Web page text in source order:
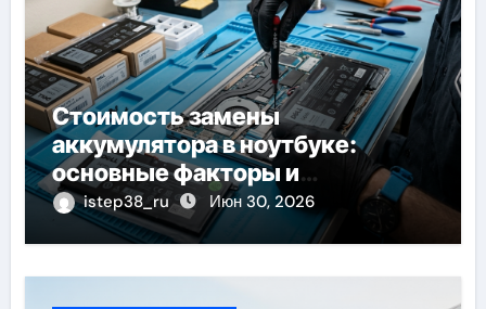
Стоимость замены
аккумулятора в ноутбуке:
основные факторы и
ориентиры цен
istep38_ru Июн 30, 2026